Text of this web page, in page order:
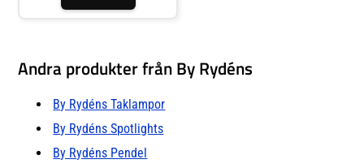
Andra produkter från By Rydéns
By Rydéns Taklampor
By Rydéns Spotlights
By Rydéns Pendel